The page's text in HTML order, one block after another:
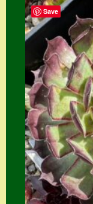
Save